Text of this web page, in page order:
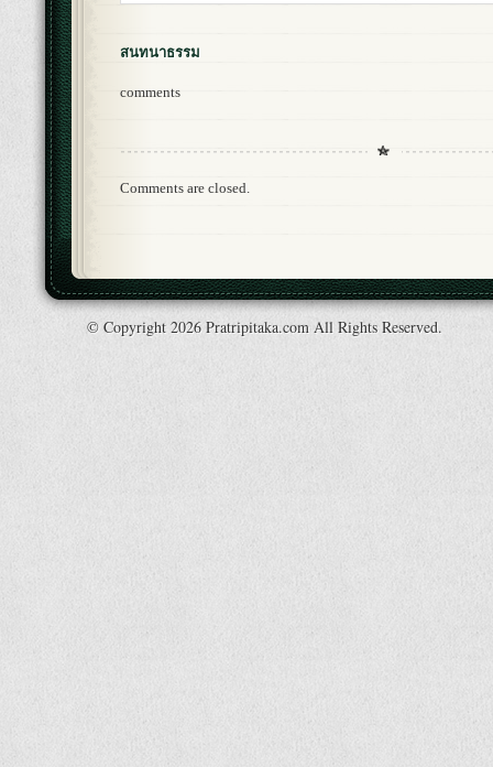
สนทนาธรรม
comments
Comments are closed.
© Copyright 2026 Pratripitaka.com All Rights Reserved.